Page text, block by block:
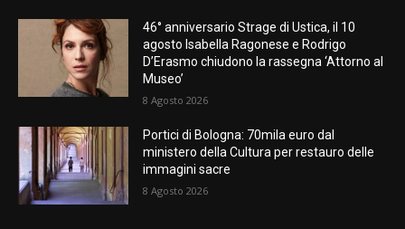
46° anniversario Strage di Ustica, il 10
agosto Isabella Ragonese e Rodrigo
D’Erasmo chiudono la rassegna ‘Attorno al
Museo’
8 Agosto 2026
Portici di Bologna: 70mila euro dal
ministero della Cultura per restauro delle
immagini sacre
8 Agosto 2026